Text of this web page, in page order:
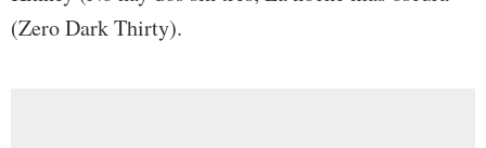
(Zero Dark Thirty).